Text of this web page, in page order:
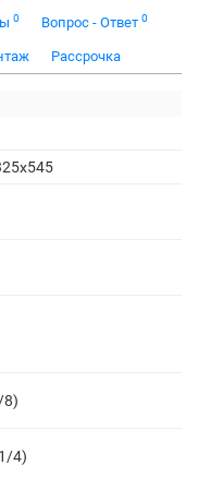
0 Вопрос - Ответ 0
Рассрочка
8)
4)